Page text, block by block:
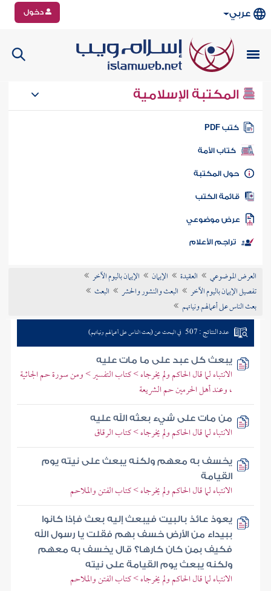
عربي دخول
المكتبة الإسلامية
كتب PDF
كتاب الأمة
المكتبة
الكتب
موضوعي
تراجم الأعلام
العرض الموضوعي العقيدة الإيمان
الإيمان باليوم الآخر
تفصيل الإيمان باليوم الآخر
البعث والنشور والحشر
البعث
بعث الناس على أعمالهم ونياتهم
عدد النتائج : 507 في البحث عن (بعث الناس على أعمالهم ونياتهم)
يبعث كل عبد على ما مات عليه
الانتباه لما قال الحاكم ولم يخرجاه > كتاب التفسير > ومن سورة حم الجاثية
، وعند أهل الحرمين حم الشريعة
من مات على شيء بعثه الله عليه
الانتباه لما قال الحاكم ولم يخرجاه > كتاب الرقاق
يخسف به معهم ولكنه يبعث على نيته يوم
القيامة
الانتباه لما قال الحاكم ولم يخرجاه > كتاب الفتن والملاحم
يعوذ عائذ بالبيت فيبعث إليه بعث فإذا كانوا
ببيداء من الأرض خسف بهم فقلت يا رسول الله
فكيف بمن كان كارها؟ قال يخسف به معهم
ولكنه يبعث يوم القيامة على نيته
الانتباه لما قال الحاكم ولم يخرجاه > كتاب الفتن والملاحم